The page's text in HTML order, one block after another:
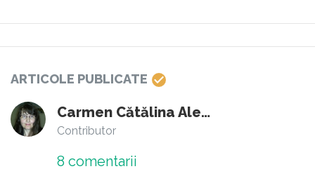
ARTICOLE PUBLICATE
Carmen Cătălina Alexa
Contributor
8 comentarii